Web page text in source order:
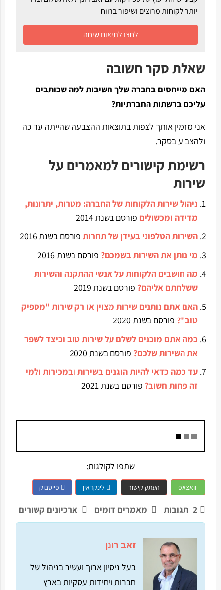
יותר לקוחות מרוצים ושיפור ברווח
לחצו לתיאום שיחה
שאלת סקר חשובה
האם מייחסים בחברה שלך חשיבות למה שכותבים
עליכם ברשתות החברתיות?
אני מזמין אותך לצפות בתוצאות ההצבעה שהייתה עד כה
ולהצביע בסקר.
רשימת קישורים למאמרים על
שירות
ניהול שירות הלקוחות של החברה: מטרות, יתרונות,
מדידה ומכשולים פורסם בשנת 2014
השירות הטלפוני בעידן של תחרותפורסם בשנת 2016
מי נותן את השירות בשמכם? פורסם בשנת 2016
מה חושבים הלקוחות על אנשי ההתקנה והשירות
ששלחתם אליהם? פורסם בשנת 2019
האם אתם נותנים שירות מצוין או רק שירות "מספיק
טוב"? פורסם בשנת 2020
כמה אתם מוכנים לשלם על שירות טוב וכיצד לשפר
את השירות שלכם? פורסם בשנת 2020
עד כמה כדאי להיות הוגנים בשירות ובמכירות ולמי
זה פחות חשוב? פורסם בשנת 2021
שתפו לקולגות:
וואצאפ העתק קישור לינקדאין פייסבוק
2 תגובות מאמרים דומים ארכיונים קשורים
זאב רונן
בעל ניסיון ארוך ועשיר בניהול של
חברות ויחידות עסקיות בארץ